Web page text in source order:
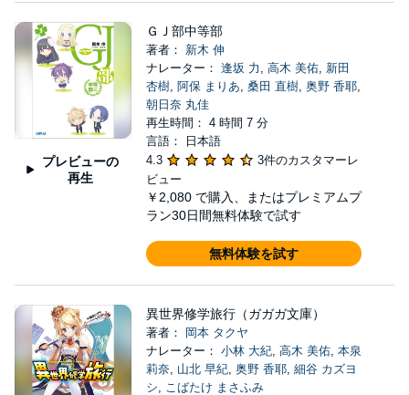
プレビューの
再生
ＧＪ部中等部
著者： 新木 伸
ナレーター： 逢坂 力 , 高木 美佑, 新田
杏樹, 阿保 まりあ, 桑田 直樹, 奥野 香耶,
朝日奈 丸佳
再生時間： 4 時間 7 分
言語： 日本語
4.3
3件のカスタマーレ
ビュー
￥2,080 で購入、またはプレミアムプ
ラン30日間無料体験で試す
無料体験を試す
異世界修学旅行（ガガガ文庫）
著者：
岡本 タクヤ
ナレーター： 小林 大紀, 高木 美佑, 本泉
莉奈, 山北 早紀, 奥野 香耶, 細谷 カズヨ
シ, こばたけ まさふみ